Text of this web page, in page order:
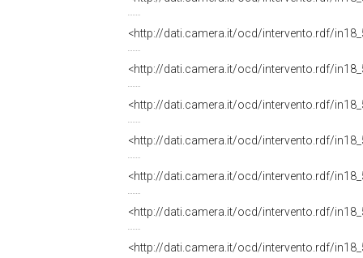
<http://dati.camera.it/ocd/intervento.rdf/
<http://dati.camera.it/ocd/intervento.rdf/
<http://dati.camera.it/ocd/intervento.rdf/
<http://dati.camera.it/ocd/intervento.rdf/
<http://dati.camera.it/ocd/intervento.rdf/
<http://dati.camera.it/ocd/intervento.rdf/
<http://dati.camera.it/ocd/intervento.rdf/